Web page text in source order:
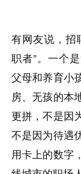
有网友说，招
职者”。一个
父母和养育小
房、无孩的本
更拼，不是因
不是因为待遇
用卡上的数字